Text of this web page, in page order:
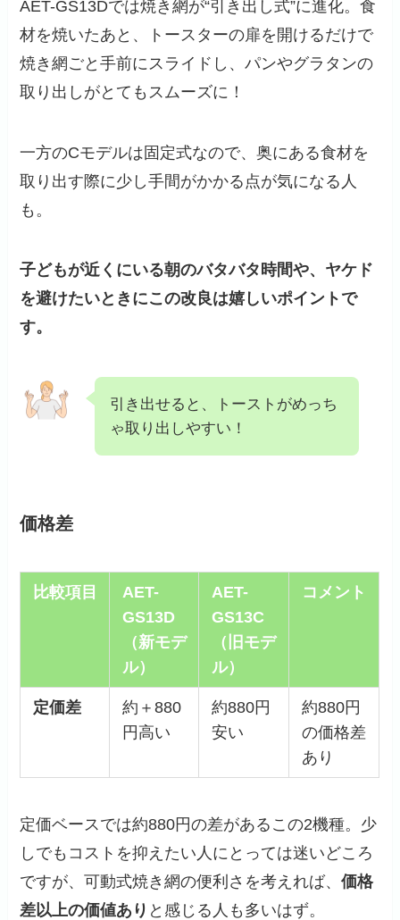
AET-GS13Dでは焼き網が“引き出し式”に進化。食
材を焼いたあと、トースターの扉を開けるだけで
焼き網ごと手前にスライドし、パンやグラタンの
取り出しがとてもスムーズに！
一方のCモデルは固定式なので、奥にある食材を
取り出す際に少し手間がかかる点が気になる人
も。
子どもが近くにいる朝のバタバタ時間や、ヤケド
を避けたいときにこの改良は嬉しいポイントで
す。
引き出せると、トーストがめっち
ゃ取り出しやすい！
価格差
比較項目
AET-
GS13D
（新モデ
ル）
AET-
GS13C
（旧モデ
ル）
コメント
定価差
約＋880
円高い
約880円
安い
約880円
の価格差
あり
定価ベースでは約880円の差があるこの2機種。少
しでもコストを抑えたい人にとっては迷いどころ
ですが、可動式焼き網の便利さを考えれば、価格
差以上の価値あり と感じる人も多いはず。